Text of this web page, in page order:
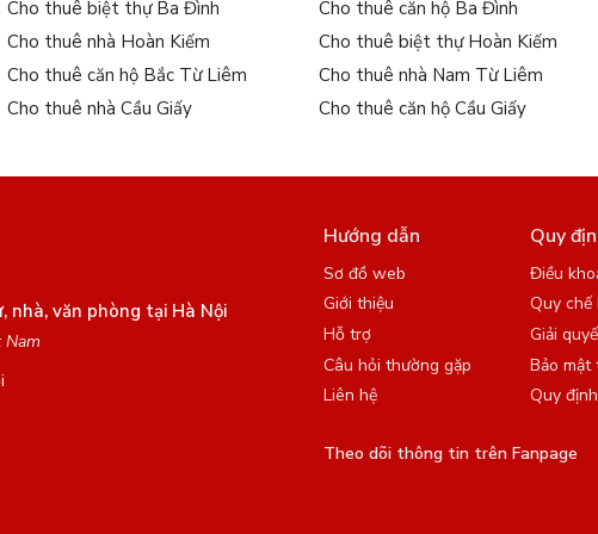
Cho thuê biệt thự Ba Đình Cho thuê căn hộ Ba Đình
Cho thuê nhà Hoàn Kiếm Cho thuê biệt thự Hoàn Kiếm
Cho thuê căn hộ Bắc Từ Liêm Cho thuê nhà Nam Từ Liêm
Cho thuê nhà Cầu Giấy Cho thuê căn hộ Cầu Giấy
nhà, văn phòng tại Hà Nội
Nam
Hướng dẫn
Sơ đồ web
Giới thiệu
Hỗ trợ
Câu hỏi thường gặp
Liên hệ
Quy
Điều
Quy chế
Giải
Bảo mật
Quy
Theo dõi thông tin trên Fanpage